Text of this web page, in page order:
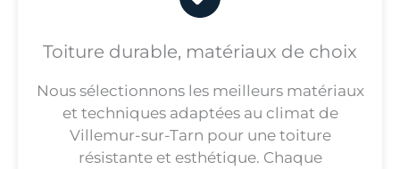
Toiture durable, matériaux de choix
Nous sélectionnons les meilleurs matériaux
et techniques adaptées au climat de
Villemur-sur-Tarn pour une toiture
résistante et esthétique. Chaque